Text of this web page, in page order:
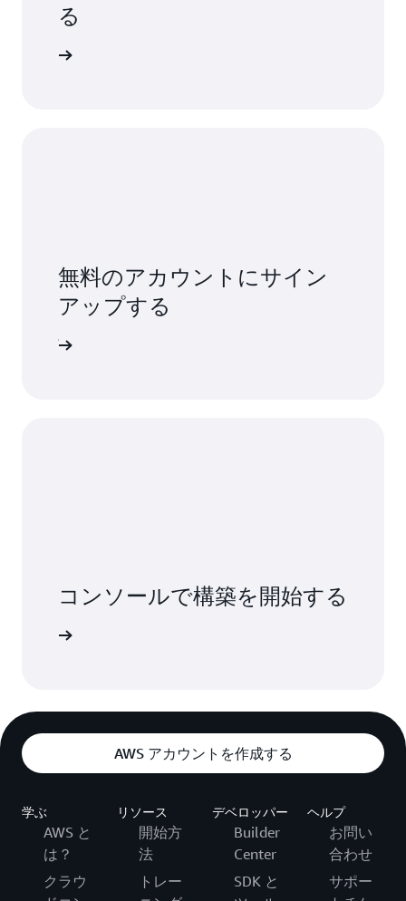
る
無料のアカウントにサイン
アップする
コンソールで構築を開始する
AWS アカウントを作成する
学ぶ
AWS と
は？
クラウ
リソース
開始方
法
トレー
デベロッパー
Builder
Center
SDK と
ヘルプ
お問い
合わせ
サポー